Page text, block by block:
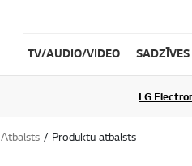
TV/AUDIO/VIDEO
LG
Atbalsts Produktu atbalsts